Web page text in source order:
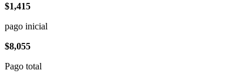
$1,415
pago inicial
$8,055
Pago total